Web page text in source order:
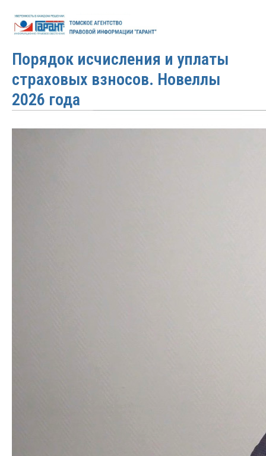
Порядок исчисления и уплаты
страховых взносов. Новеллы
2026 года